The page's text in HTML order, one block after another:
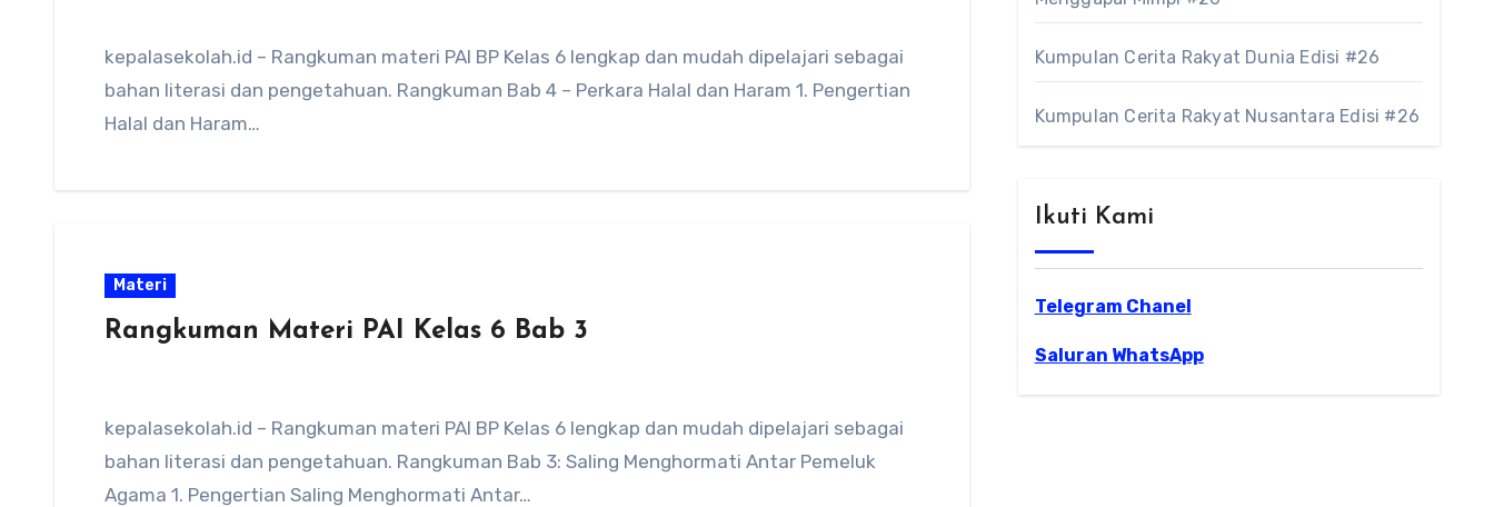
kepalasekolah.id – Rangkuman materi PAI BP Kelas 6 lengkap dan mudah dipelajari sebagai
bahan literasi dan pengetahuan. Rangkuman Bab 4 – Perkara Halal dan Haram 1. Pengertian
Halal dan Haram…
Materi
Rangkuman Materi PAI Kelas 6 Bab 3
kepalasekolah.id – Rangkuman materi PAI BP Kelas 6 lengkap dan mudah dipelajari sebagai
bahan literasi dan pengetahuan. Rangkuman Bab 3: Saling Menghormati Antar Pemeluk
Agama 1. Pengertian Saling Menghormati Antar…
Kumpulan Cerita Rakyat Dunia Edisi #26
Kumpulan Cerita Rakyat Nusantara Edisi #26
Ikuti Kami
Telegram Chanel
Saluran WhatsApp